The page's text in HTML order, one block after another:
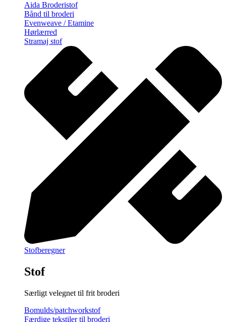
Aida Broderistof
Bånd til broderi
Evenweave / Etamine
Hørlærred
Stramaj stof
Stofberegner
Stof
Særligt velegnet til frit broderi
Bomulds/patchworkstof
Færdige tekstiler til broderi